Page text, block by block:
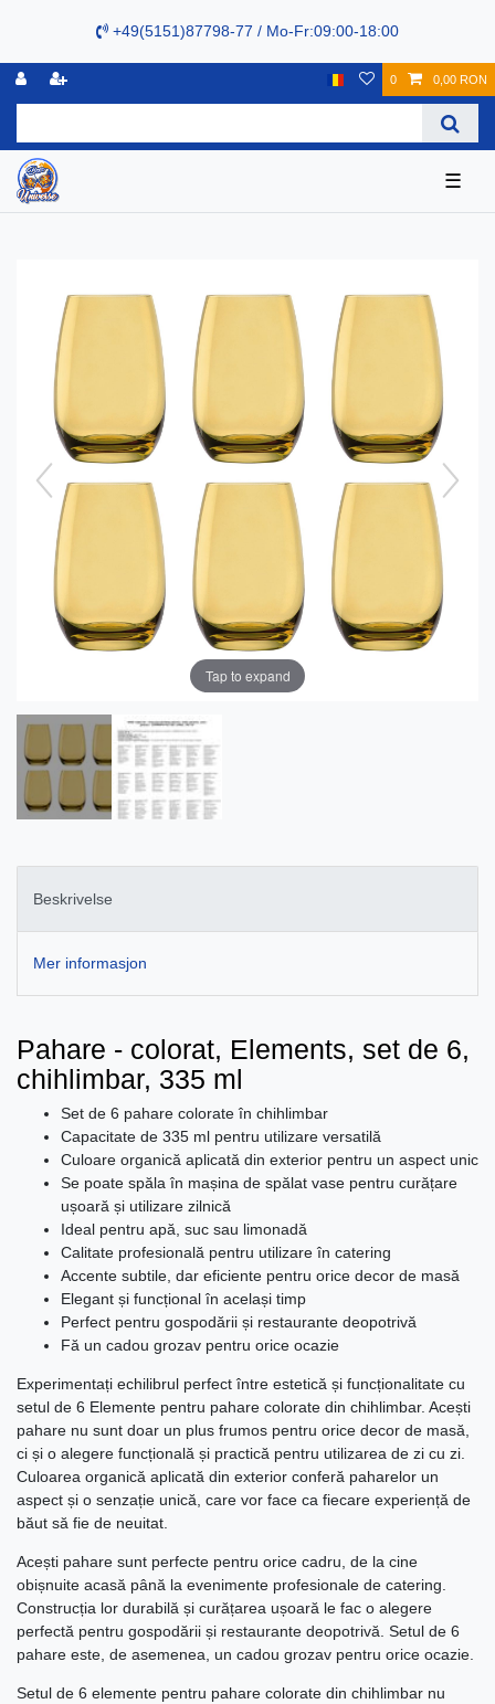
+49(5151)87798-77 / Mo-Fr:09:00-18:00
0 0,00 RON
☰
Tap to expand
Beskrivelse
Mer informasjon
Pahare - colorat, Elements, set de 6,
chihlimbar, 335 ml
Set de 6 pahare colorate în chihlimbar
Capacitate de 335 ml pentru utilizare versatilă
Culoare organică aplicată din exterior pentru un aspect unic
Se poate spăla în mașina de spălat vase pentru curățare
ușoară și utilizare zilnică
Ideal pentru apă, suc sau limonadă
Calitate profesională pentru utilizare în catering
Accente subtile, dar eficiente pentru orice decor de masă
Elegant și funcțional în același timp
Perfect pentru gospodării și restaurante deopotrivă
Fă un cadou grozav pentru orice ocazie
Experimentați echilibrul perfect între estetică și funcționalitate cu
setul de 6 Elemente pentru pahare colorate din chihlimbar. Acești
pahare nu sunt doar un plus frumos pentru orice decor de masă,
ci și o alegere funcțională și practică pentru utilizarea de zi cu zi.
Culoarea organică aplicată din exterior conferă paharelor un
aspect și o senzație unică, care vor face ca fiecare experiență de
băut să fie de neuitat.
Acești pahare sunt perfecte pentru orice cadru, de la cine
obișnuite acasă până la evenimente profesionale de catering.
Construcția lor durabilă și curățarea ușoară le fac o alegere
perfectă pentru gospodării și restaurante deopotrivă. Setul de 6
pahare este, de asemenea, un cadou grozav pentru orice ocazie.
Setul de 6 elemente pentru pahare colorate din chihlimbar nu